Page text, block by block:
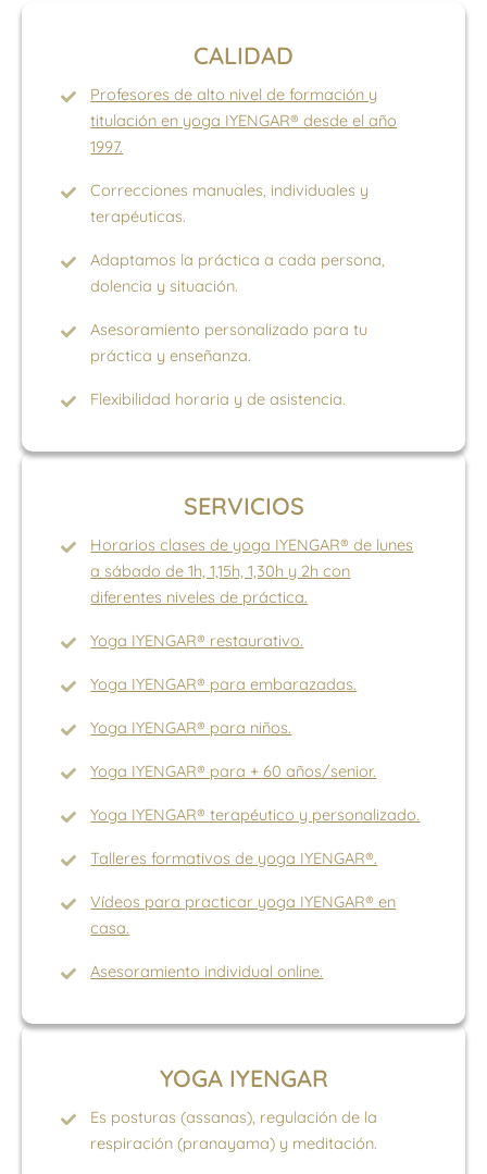
CALIDAD
Profesores de alto nivel de formación y
titulación en yoga IYENGAR® desde el año
1997.
Correcciones manuales, individuales y
terapéuticas.
Adaptamos la práctica a cada persona,
dolencia y situación.
Asesoramiento personalizado para tu
práctica y enseñanza.
Flexibilidad horaria y de asistencia.
SERVICIOS
Horarios clases de yoga IYENGAR® de lunes
a sábado de 1h, 1,15h, 1,30h y 2h con
diferentes niveles de práctica.
Yoga IYENGAR® restaurativo.
Yoga IYENGAR® para embarazadas.
Yoga IYENGAR® para niños.
Yoga IYENGAR® para + 60 años/senior.
Yoga IYENGAR® terapéutico y personalizado.
Talleres formativos de yoga IYENGAR®.
Vídeos para practicar yoga IYENGAR® en
casa.
Asesoramiento individual online.
YOGA IYENGAR
Es posturas (assanas), regulación de la
respiración (pranayama) y meditación.